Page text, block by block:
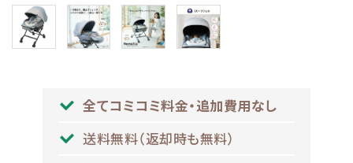
全てコミコミ料金・追加費用なし
送料無料（返却時も無料）